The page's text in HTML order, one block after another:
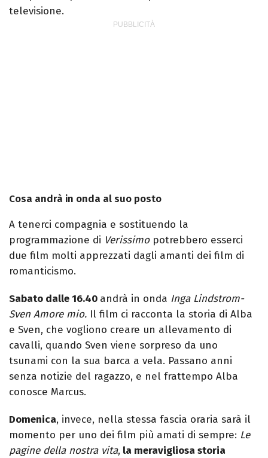
televisione.
Cosa andrà in onda al suo posto
A tenerci compagnia e sostituendo la
programmazione di Verissimopotrebbero esserci
due film molti apprezzati dagli amanti dei film di
romanticismo.
Sabato dalle 16.40 andrà in onda Inga Lindstrom-
Sven Amore mio. Il film ci racconta la storia di Alba
e Sven, che vogliono creare un allevamento di
cavalli, quando Sven viene sorpreso da uno
tsunami con la sua barca a vela. Passano anni
senza notizie del ragazzo, e nel frattempo Alba
conosce Marcus.
Domenica, invece, nella stessa fascia oraria sarà il
momento per uno dei film più amati di sempre: Le
pagine della nostra vita, la meravigliosa storia